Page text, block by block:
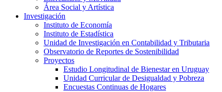
Área Social y Artística
Investigación
Instituto de Economía
Instituto de Estadística
Unidad de Investigación en Contabilidad y Tributaria
Observatorio de Reportes de Sostenibilidad
Proyectos
Estudio Longitudinal de Bienestar en Uruguay
Unidad Curricular de Desigualdad y Pobreza
Encuestas Continuas de Hogares